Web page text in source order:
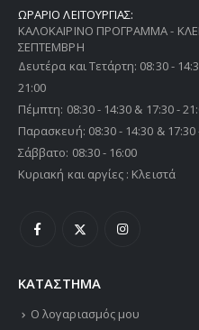
ΩΡΑΡΙΟ ΛΕΙΤΟΥΡΓΙΑΣ:
ΚΑΛΟΚΑΙΡΙΝΟ ΠΡΟΓΡΑΜΜΑ -
ΣΕΠΤΕΜΒΡΗ
Δευτέρα και Τετάρτη: 08:30 -
21:00
Πέμπτη: 08:30 - 14:30 & 17:30 -
Παρασκευή: 08:30 - 14:30 & 17:30
Σάββατο: 08:30 - 16:00
Κυριακή και αργίες : Κλειστά
ΚΑΤΑΣΤΗΜΑ
Ο λογαριασμός μου